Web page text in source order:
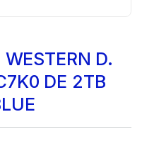
D.
DE 2TB